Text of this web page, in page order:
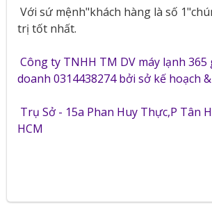
Với sứ mệnh"khách hàng là số
trị tốt nhất.
Công ty TNHH TM DV máy lạnh
doanh 0314438274 bởi sở kế hoạch
Trụ Sở - 15a Phan Huy Thực,P Tân
HCM